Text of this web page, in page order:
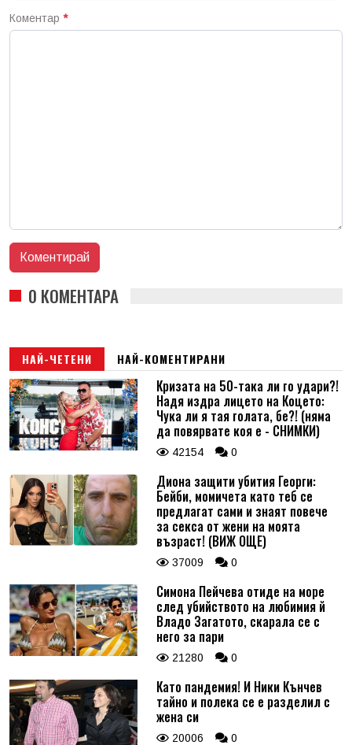
Коментар *
0 КОМЕНТАРА
НАЙ-ЧЕТЕНИ НАЙ-КОМЕНТИРАНИ
Кризата на 50-така ли го удари?!
Надя издра лицето на Коцето:
Чука ли я тая голата, бе?! (няма
да повярвате коя е - СНИМКИ)
42154 0
Диона защити убития Георги:
Бейби, момичета като теб се
предлагат сами и знаят повече
за секса от жени на моята
възраст! (ВИЖ ОЩЕ)
37009 0
Симона Пейчева отиде на море
след убийството на любимия й
Владо Загатото, скарала се с
него за пари
21280 0
Като пандемия! И Ники Кънчев
тайно и полека се е разделил с
жена си
20006 0